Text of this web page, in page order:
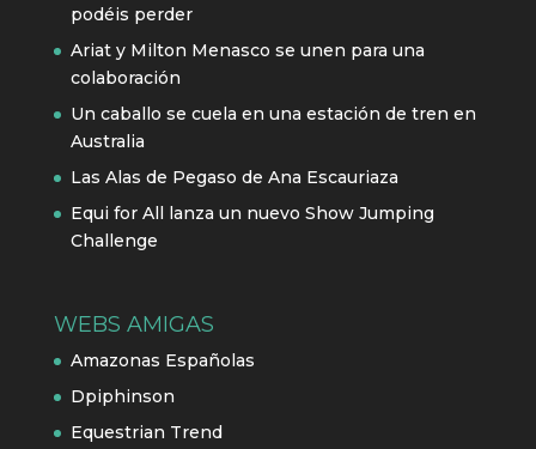
podéis perder
Ariat y Milton Menasco se unen para una
colaboración
Un caballo se cuela en una estación de tren en
Australia
Las Alas de Pegaso de Ana Escauriaza
Equi for All lanza un nuevo Show Jumping
Challenge
WEBS AMIGAS
Amazonas Españolas
Dpiphinson
Equestrian Trend